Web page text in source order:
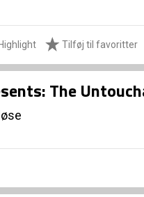
Highlight Tilføj til favoritter
The